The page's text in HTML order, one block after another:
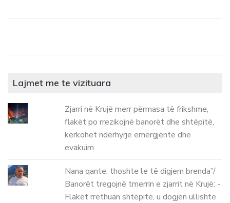
Lajmet me te vizituara
Zjarri në Krujë merr përmasa të frikshme,
flakët po rrezikojnë banorët dhe shtëpitë,
kërkohet ndërhyrje emergjente dhe
evakuim
Nana qante, thoshte le të digjem brenda”/
Banorët tregojnë tmerrin e zjarrit në Krujë: -
Flakët rrethuan shtëpitë, u dogjën ullishte